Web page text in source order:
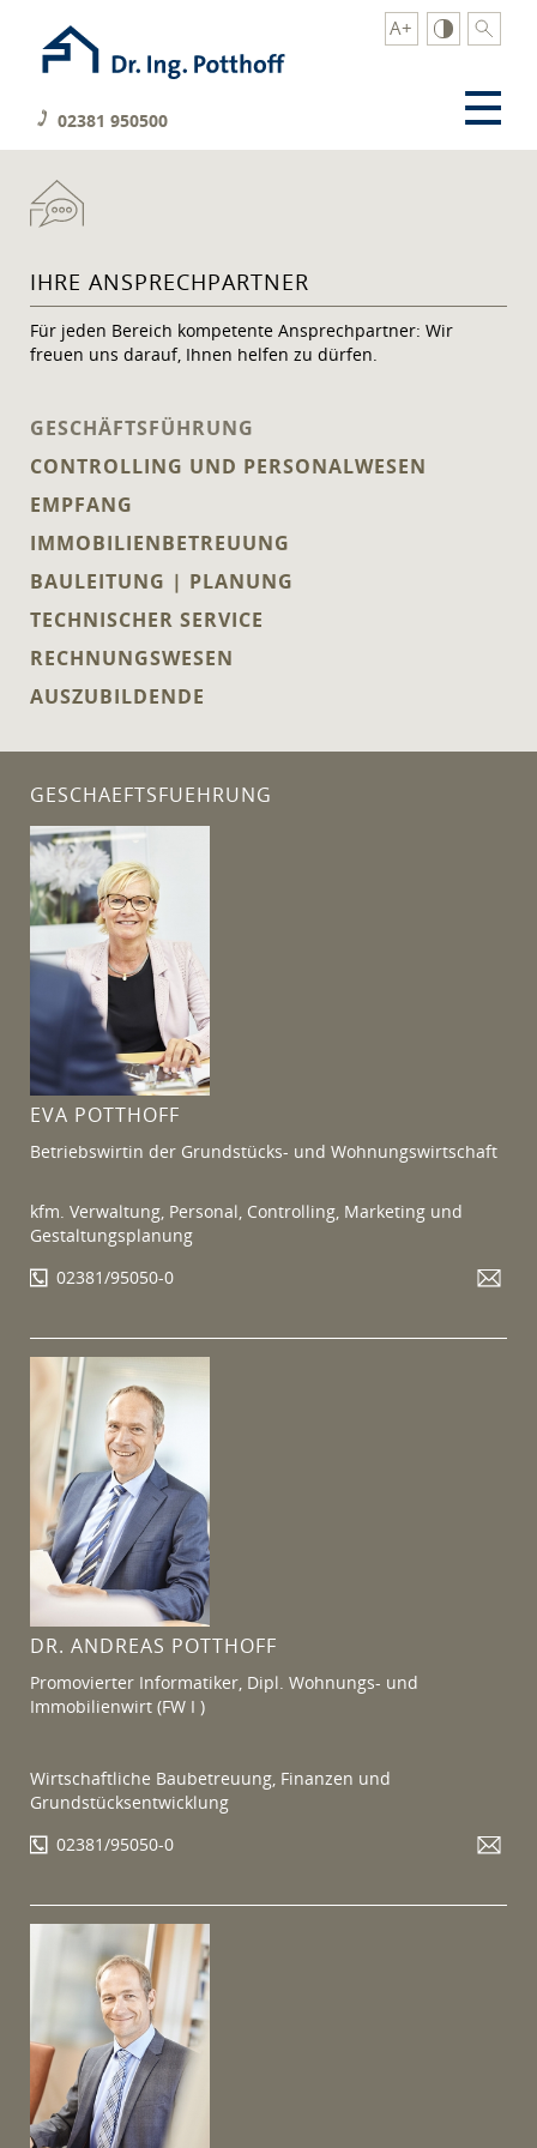
02381 950500
IHRE ANSPRECHPARTNER
Für jeden Bereich kompetente Ansprechpartner: Wir
freuen uns darauf, Ihnen helfen zu dürfen.
GESCHÄFTSFÜHRUNG
CONTROLLING UND PERSONALWESEN
EMPFANG
IMMOBILIENBETREUUNG
BAULEITUNG | PLANUNG
TECHNISCHER SERVICE
RECHNUNGSWESEN
AUSZUBILDENDE
GESCHAEFTSFUEHRUNG
EVA POTTHOFF
Betriebswirtin der Grundstücks- und Wohnungswirtschaft
kfm. Verwaltung, Personal, Controlling, Marketing und
Gestaltungsplanung
02381/95050-0
DR. ANDREAS POTTHOFF
Promovierter Informatiker, Dipl. Wohnungs- und
Immobilienwirt (FW I )
Wirtschaftliche Baubetreuung, Finanzen und
Grundstücksentwicklung
02381/95050-0